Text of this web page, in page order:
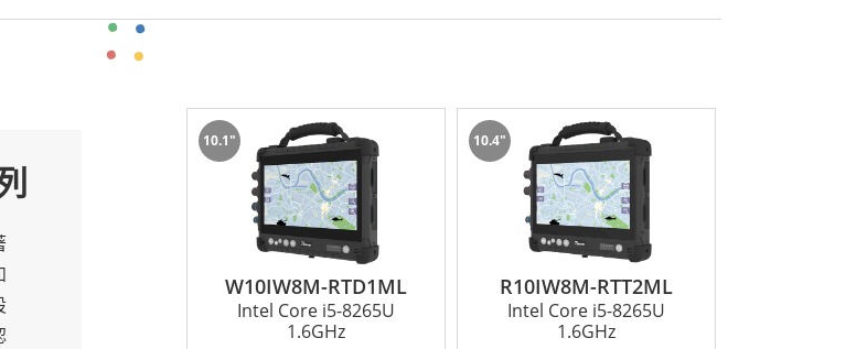
像到的最惡劣的條件。這些設備具有堅固的外觀、加固的角落和軍用級認證，例如MIL-
、振動、極端溫度以及防塵和防水的能力。這種卓越的耐用性使它們適用於軍事、石油和
面也是強大的。融程國防等級超強固型平板電腦配備尖端處理器、充足的RAM和大容量儲
工處理。這種強大的效能使用戶能夠存取關鍵資訊並快速執行任務，從而提高整體生產
W10IW8M-RTD1ML
10.1"
Intel Core i5-8265U
1.6GHz
R10IW8M-RTT2ML
10.4"
Intel Core i5-8265U
1.6GHz